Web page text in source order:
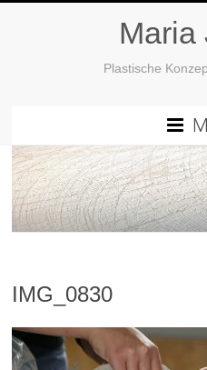
Maria
Plastische
IMG_0830